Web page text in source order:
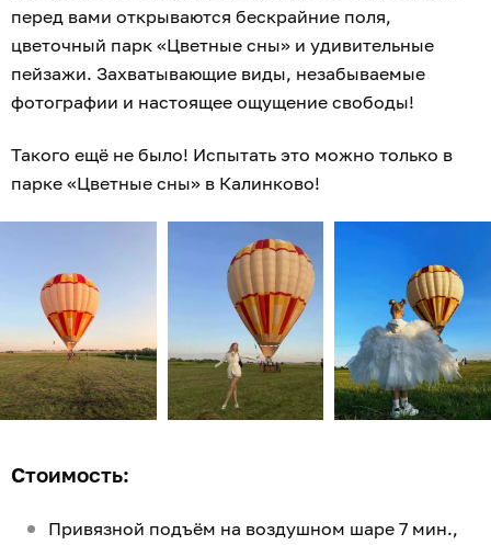
перед вами открываются бескрайние поля,
цветочный парк «Цветные сны» и удивительные
пейзажи. Захватывающие виды, незабываемые
фотографии и настоящее ощущение свободы!
Такого ещё не было! Испытать это можно только в
парке «Цветные сны» в Калинково!
Стоимость:
Привязной подъём на воздушном шаре 7 мин.,